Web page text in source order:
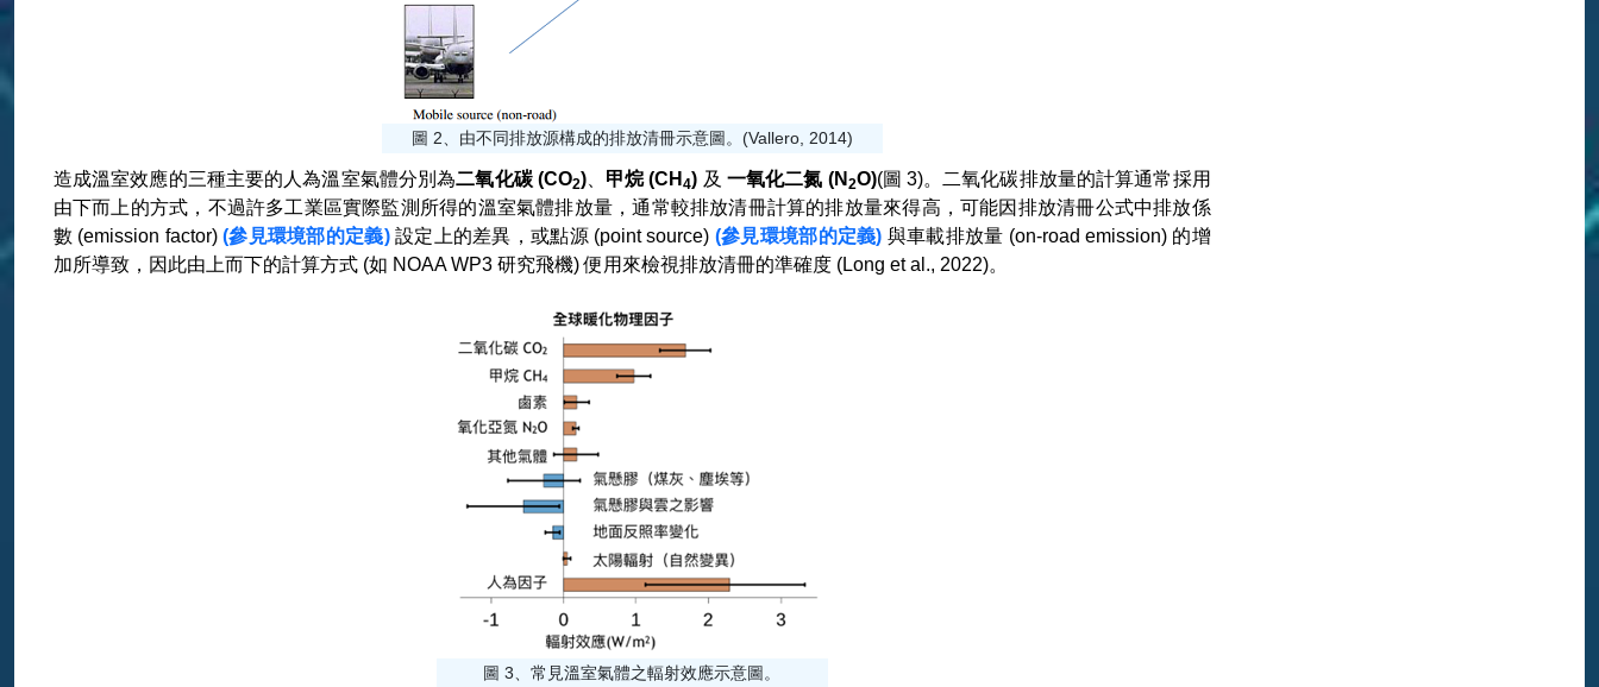
圖 2、由不同排放源構成的排放清冊示意圖。(Vallero, 2014)
造成溫室效應的三種主要的人為溫室氣體分別為二氧化碳 (CO2)、 甲烷 (CH 4) 及 一氧化二氮 (N 2O)(圖 3)。二氧化碳排放量的計算通常採用
由下而上的方式，不過許多工業區實際監測所得的溫室氣體排放量，通常較排放清冊計算的排放量來得高，可能因排放清冊公式中排放係
數 (emission factor) (參見環境部的定義)設定上的差異，或點源 (point source) (參見環境部的定義) 與車載排放量 (on-road emission) 的增
加所導致，因此由上而下的計算方式 (如 NOAA WP3 研究飛機) 便用來檢視排放清冊的準確度 (Long et al., 2022)。
圖 3、常見溫室氣體之輻射效應示意圖。